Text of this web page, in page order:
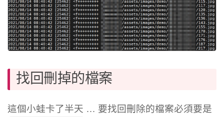
找回刪掉的檔案
這個小蛙卡了半天 … 要找回刪除的檔案必須要是